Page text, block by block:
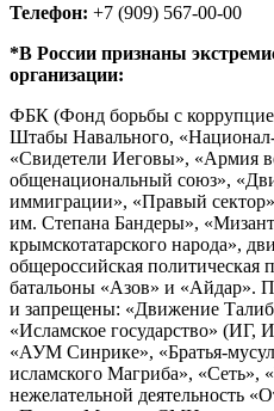
Телефон: +7 (909) 567-00-00
*В России признаны
организации:
ФБК (Фонд борьбы с
Штабы Навального, «Национал-
«Свидетели Иеговы», «Армия
общенациональный союз»,
иммиграции», «Правый
им. Степана Бандеры»,
крымскотатарского народа»,
общероссийская политическая
батальоны «Азов» и «Айдар».
и запрещены: «Движение
«Исламское государство»
«АУМ Синрике», «Братья-
исламского Магриба»,
нежелательной деятельность